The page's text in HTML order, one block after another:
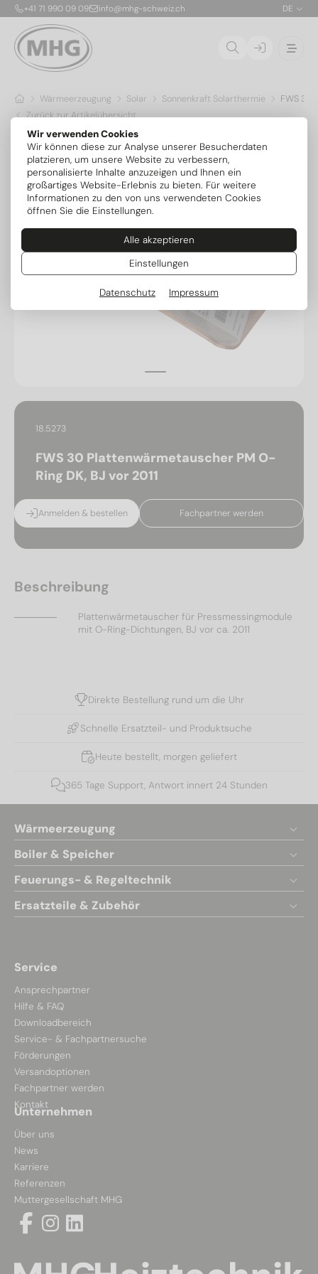
Wir verwenden Cookies
Wir können diese zur Analyse unserer Besucherdaten
platzieren, um unsere Website zu verbessern,
personalisierte Inhalte anzuzeigen und Ihnen ein
großartiges Website-Erlebnis zu bieten. Für weitere
Informationen zu den von uns verwendeten Cookies
öffnen Sie die Einstellungen.
Alle akzeptieren
Einstellungen
Datenschutz Impressum
+41 71 990 09 09 info@mhg-schweiz.ch DE
Wärmeerzeugung Solar Sonnenkraft Solarthermie
FWS 30
Zurück zur Artikelübersicht
18.5273
FWS 30 Plattenwärmetauscher PM O-
Ring DK, BJ vor 2011
Anmelden & bestellen Fachpartner werden
Beschreibung
Plattenwärmetauscher für Pressmessingmodule
mit O-Ring-Dichtungen, BJ vor ca. 2011
Direkte Bestellung rund um die Uhr
Schnelle Ersatzteil- und Produktsuche
Heute bestellt, morgen geliefert
365 Tage Support, Antwort innert 24 Stunden
Wärmeerzeugung
Boiler & Speicher
Feuerungs- & Regeltechnik
Ersatzteile & Zubehör
Service
Ansprechpartner
Hilfe & FAQ
Downloadbereich
Service- & Fachpartnersuche
Förderungen
Versandoptionen
Fachpartner werden
Kontakt
Unternehmen
Über uns
News
Karriere
Referenzen
Muttergesellschaft MHG